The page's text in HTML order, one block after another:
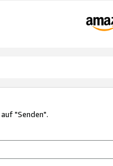
"Senden".